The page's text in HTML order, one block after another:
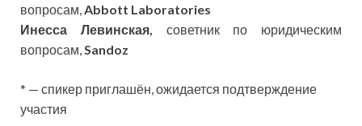
вопросам, Abbott Laboratories
Инесса Левинская,
советник по юридическим
вопросам, Sandoz
* — спикер приглашён, ожидается подтверждение
участия